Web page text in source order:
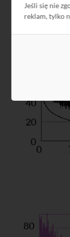
Jeśli się nie
reklam, tylko